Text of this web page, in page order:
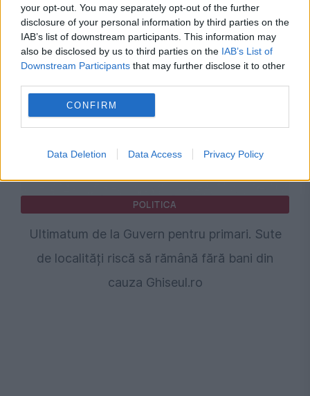
your opt-out. You may separately opt-out of the further
disclosure of your personal information by third parties on the
IAB’s list of downstream participants. This information may
also be disclosed by us to third parties on the IAB’s List of
Downstream Participants that may further disclose it to other
CONFIRM
Data Deletion Data Access Privacy Policy
Președinta spune că în spatele demersului se
află interesele Kremlinului
POLITICA
Ultimatum de la Guvern pentru primari. Sute
de localități riscă să rămână fără bani din
cauza Ghiseul.ro